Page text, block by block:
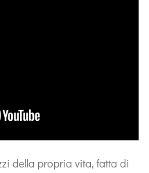
della propria vita, fatta di